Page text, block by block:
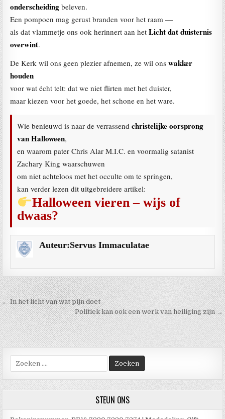
onderscheiding beleven.
Een pompoen mag gerust branden voor het raam —
als dat vlammetje ons ook herinnert aan hetLicht dat duisternis
overwint.
De Kerk wil ons geen plezier afnemen, ze wil onswakker
houden
voor wat écht telt: dat we niet flirten met het duister,
maar kiezen voor het goede, het schone en het ware.
Wie benieuwd is naar de verrassendchristelijke oorsprong
van Halloween,
en waarom pater Chris Alar M.I.C. en voormalig satanist
Zachary King waarschuwen
om niet achteloos met het occulte om te springen,
kan verder lezen dit uitgebreidere artikel:
Halloween vieren – wijs of
dwaas?
Auteur:Servus Immaculatae
Berichtnavigatie
← In het licht van wat pijn doet
Politiek kan ook een werk van heiliging zijn →
Zoek
naar:
STEUN ONS